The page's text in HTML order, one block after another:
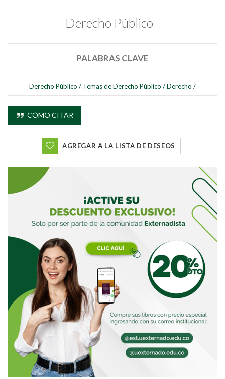
Buscar
Buscar
Derecho Público
PALABRAS CLAVE
Derecho Público / Temas de Derecho Público /Derecho /
CÓMO CITAR
AGREGAR A LA LISTA DE DESEOS